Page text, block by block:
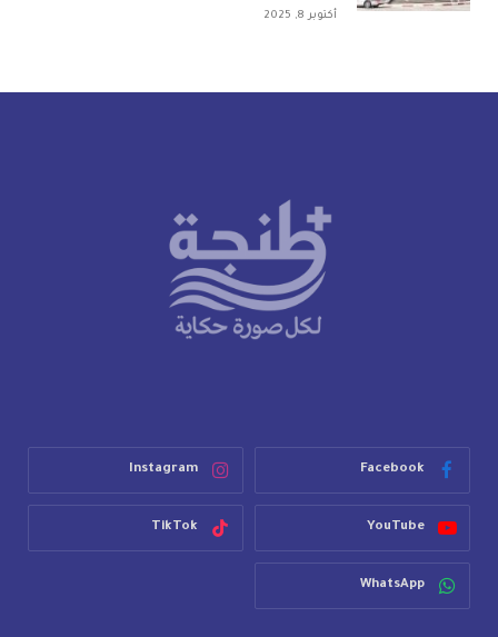
أكتوبر 8, 2025
Facebook
Instagram
YouTube
TikTok
WhatsApp